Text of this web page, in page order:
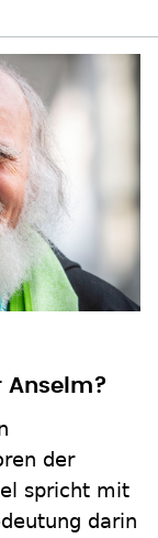
Anselm?
der
spricht mit
darin